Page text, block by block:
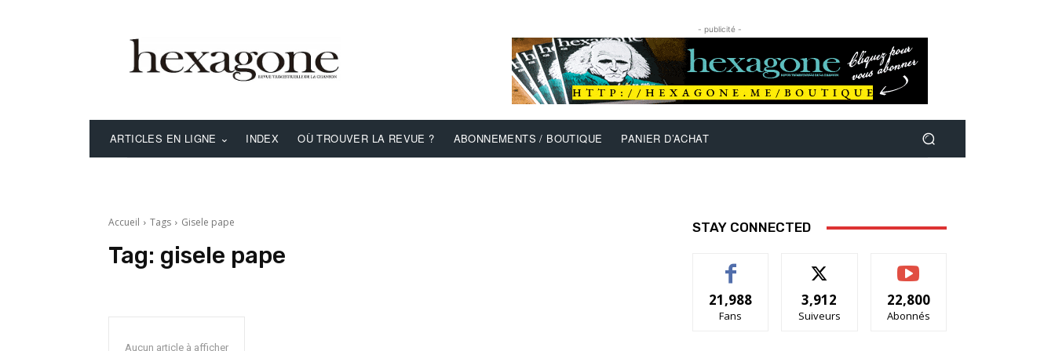
- publicité -
ARTICLES EN LIGNE INDEX OÙ TROUVER LA REVUE ? ABONNEMENTS / BOUTIQUE PANIER D’ACHAT
Accueil Tags Gisele pape
Tag: gisele pape
Aucun article à afficher
STAY CONNECTED
21,988
Fans
3,912
Suiveurs
22,800
Abonnés